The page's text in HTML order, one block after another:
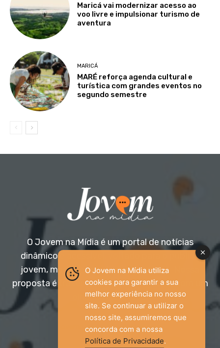
Maricá vai modernizar acesso ao
voo livre e impulsionar turismo de
aventura
MARICÁ
MARÉ reforça agenda cultural e
turística com grandes eventos no
segundo semestre
O Jovem na Mídia é um portal de notícias
dinâmico e acessível, voltado para o público
jovem, mas aberto a todas as idades. Nossa
proposta é trazer informação relevante com um
olhar diferenciado.
Entre em contato:
jovemnamidia2017@gmail.com
O Jovem na Mídia utiliza
cookies para garantir a sua
melhor experiência no nosso
site. Se continuar a utilizar o
nosso site, assumiremos que
concorda com a nossa
Política de Privacidade.